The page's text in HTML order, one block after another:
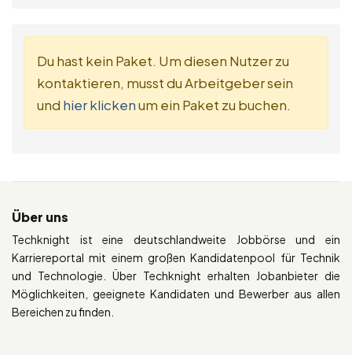
Du hast kein Paket. Um diesen Nutzer zu
kontaktieren, musst du Arbeitgeber sein
und hier klickenum ein Paket zu buchen.
Über uns
Techknight ist eine deutschlandweite Jobbörse und ein
Karriereportal mit einem großen Kandidatenpool für Technik
und Technologie. Über Techknight erhalten Jobanbieter die
Möglichkeiten, geeignete Kandidaten und Bewerber aus allen
Bereichen zu finden.